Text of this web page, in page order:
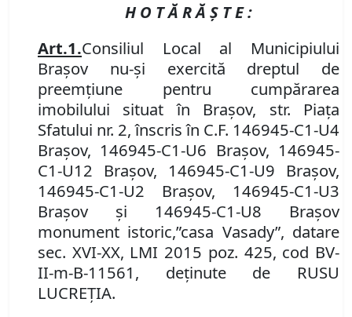
H O T Ă R Ă Ş T E :
Art.1.Consiliul Local al Municipiului
Braşov nu-şi exercită dreptul de
preemţiune pentru cumpărarea
imobilului situat în Braşov, str. Piaţa
Sfatului nr. 2, înscris în C.F. 146945-C1-U4
Braşov, 146945-C1-U6 Braşov, 146945-
C1-U12 Braşov, 146945-C1-U9 Braşov,
146945-C1-U2 Braşov, 146945-C1-U3
Braşov şi 146945-C1-U8 Braşov
monument istoric,”casa Vasady”, datare
sec. XVI-XX, LMI 2015 poz. 425, cod BV-
II-m-B-11561, deţinute de RUSU
LUCREȚIA.